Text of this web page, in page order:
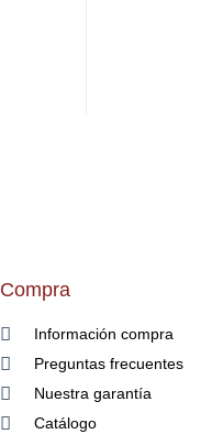
Compra
Información compra
Preguntas frecuentes
Nuestra garantía
Catálogo